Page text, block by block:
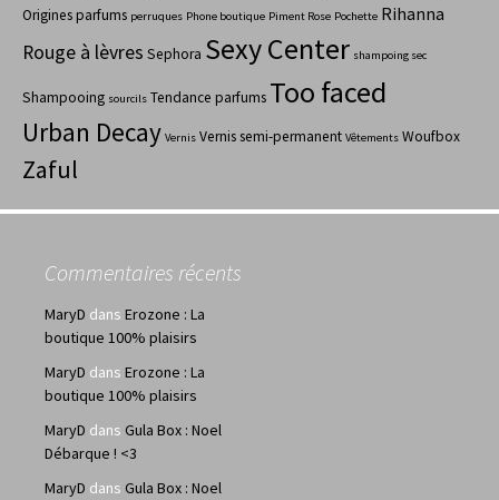
Origines parfums perruques Phone boutique Piment Rose Pochette Rihanna
Rouge à lèvres Sephora Sexy Center shampoing sec
Shampooing sourcils Tendance parfums Too faced
Urban Decay Vernis Vernis semi-permanent Vêtements Woufbox
Zaful
Commentaires récents
MaryD dans Erozone : La
boutique 100% plaisirs
MaryD dans Erozone : La
boutique 100% plaisirs
MaryD dans Gula Box : Noel
Débarque ! <3
MaryD dans Gula Box : Noel